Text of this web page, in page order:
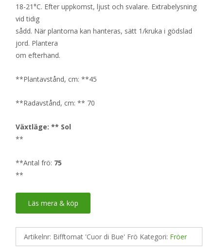
18-21°C. Efter uppkomst, ljust och svalare. Extrabelysning
vid tidig
sådd. När plantorna kan hanteras, sätt 1/kruka i gödslad
jord. Plantera
om efterhand.
**Plantavstånd, cm: **45
**Radavstånd, cm: ** 70
Växtläge: ** Sol
**
**Antal frö: 75
**
Läs mera & köp
Artikelnr: Bifftomat 'Cuor di Bue' Frö Kategori: Fröer